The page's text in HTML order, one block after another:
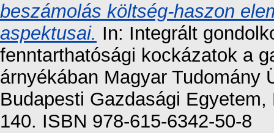
beszámolás költség-haszon
aspektusai. In: Integrált
fenntarthatósági kockázatok a
árnyékában Magyar Tudomány
Budapesti Gazdasági
140. ISBN 978-615-6342-50-8